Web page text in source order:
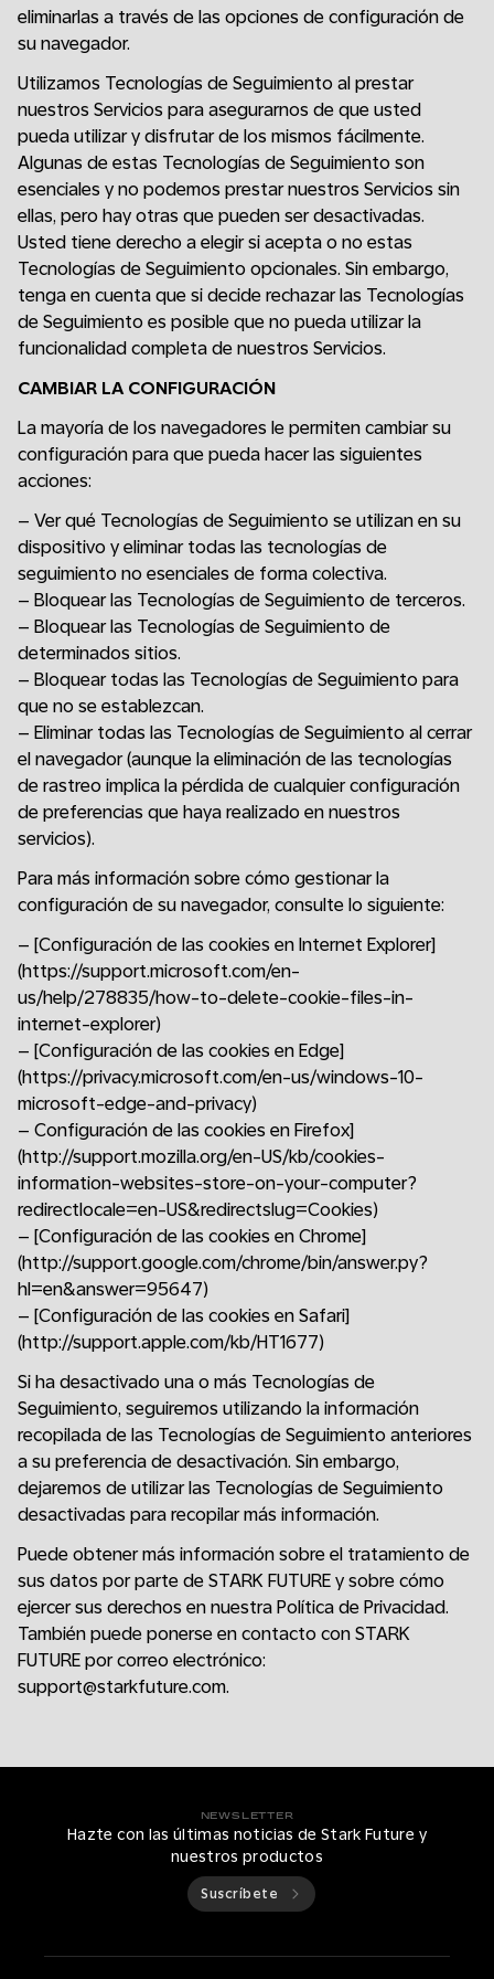
eliminarlas a través de las opciones de configuración de
su navegador.
Utilizamos Tecnologías de Seguimiento al prestar
nuestros Servicios para asegurarnos de que usted
pueda utilizar y disfrutar de los mismos fácilmente.
Algunas de estas Tecnologías de Seguimiento son
esenciales y no podemos prestar nuestros Servicios sin
ellas, pero hay otras que pueden ser desactivadas.
Usted tiene derecho a elegir si acepta o no estas
Tecnologías de Seguimiento opcionales. Sin embargo,
tenga en cuenta que si decide rechazar las Tecnologías
de Seguimiento es posible que no pueda utilizar la
funcionalidad completa de nuestros Servicios.
CAMBIAR LA CONFIGURACIÓN
La mayoría de los navegadores le permiten cambiar su
configuración para que pueda hacer las siguientes
acciones:
– Ver qué Tecnologías de Seguimiento se utilizan en su
dispositivo y eliminar todas las tecnologías de
seguimiento no esenciales de forma colectiva.
– Bloquear las Tecnologías de Seguimiento de terceros.
– Bloquear las Tecnologías de Seguimiento de
determinados sitios.
– Bloquear todas las Tecnologías de Seguimiento para
que no se establezcan.
– Eliminar todas las Tecnologías de Seguimiento al cerrar
el navegador (aunque la eliminación de las tecnologías
de rastreo implica la pérdida de cualquier configuración
de preferencias que haya realizado en nuestros
servicios).
Para más información sobre cómo gestionar la
configuración de su navegador, consulte lo siguiente:
– [Configuración de las cookies en Internet Explorer]
(https://support.microsoft.com/en-
us/help/278835/how-to-delete-cookie-files-in-
internet-explorer)
– [Configuración de las cookies en Edge]
(https://privacy.microsoft.com/en-us/windows-10-
microsoft-edge-and-privacy)
– Configuración de las cookies en Firefox]
(http://support.mozilla.org/en-US/kb/cookies-
information-websites-store-on-your-computer?
redirectlocale=en-US&redirectslug=Cookies)
– [Configuración de las cookies en Chrome]
(http://support.google.com/chrome/bin/answer.py?
hl=en&answer=95647)
– [Configuración de las cookies en Safari]
(http://support.apple.com/kb/HT1677)
Si ha desactivado una o más Tecnologías de
Seguimiento, seguiremos utilizando la información
recopilada de las Tecnologías de Seguimiento anteriores
a su preferencia de desactivación. Sin embargo,
dejaremos de utilizar las Tecnologías de Seguimiento
desactivadas para recopilar más información.
Puede obtener más información sobre el tratamiento de
sus datos por parte de STARK FUTURE y sobre cómo
ejercer sus derechos en nuestra Política de Privacidad.
También puede ponerse en contacto con STARK
FUTURE por correo electrónico:
support@starkfuture.com.
NEWSLETTER
Hazte con las últimas noticias de Stark Future y
nuestros productos
Suscríbete